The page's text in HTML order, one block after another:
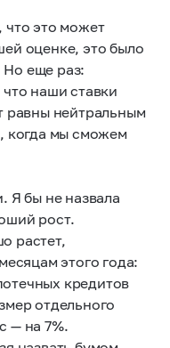
что это может
оценке, это было
Но еще раз:
наши ставки
равны нейтральным
когда мы сможем
Я бы не назвала
рост.
растет,
этого года:
кредитов
отдельного
— на 7%.